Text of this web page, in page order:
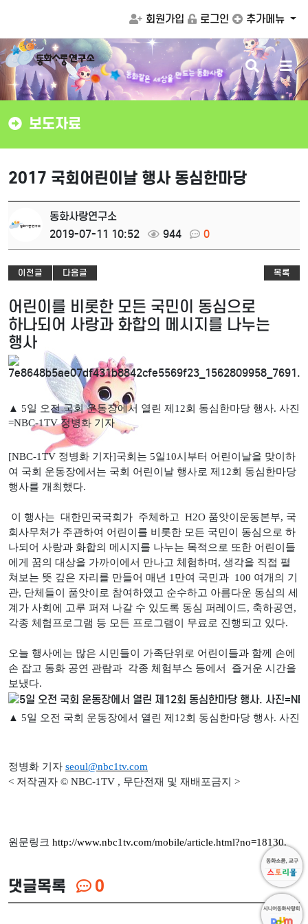
회원가입 로그인 추가메뉴
동화같은 세상을 만드는 동화사랑 검
색
버
튼
메
뉴
버
튼
보도자료
2017 국회어린이날 행사 동심한마당
동화사랑연구소
2019-07-11 10:52
944 0
이전글 다음글 목록
어린이를 비롯한 모든 국민이 동심으로
하나되어 사랑과 화합의 메시지를 나누는
행사
▲ 5일 오전 국회 운동장에서 열린 제12회 동심한마당 행사. 사진
=NBC-1TV 정병화 기자
[NBC-1TV 정병화 기자]국회는 5일10시부터 어린이날을 맞이하
여 국회 운동장에서는 국회 어린이날 행사로 제12회 동심한마당
행사를 개최했다.
이 행사는 대한민국국회가 주체하고 H2O 품앗이운동본부, 국
회사무처가 주관하여 어린이를 비롯한 모든 국민이 동심으로 하
나되어 사랑과 화합의 메시지를 나누는 목적으로 또한 어린이들
에게 꿈의 대상을 가까이에서 만나고 체험하며, 생각을 직접 펼
쳐보는 뜻 깊은 자리를 만들어 매년 1만여 국민과 100 여개의 기
관, 단체들이 품앗이로 참여하였고 순수하고 아름다운 동심의 세
계가 사회에 고루 퍼져 나갈 수 있도록 동심 퍼레이드, 축하공연,
각종 체험프로그램 등 모든 프로그램이 무료로 진행되고 있다.
오늘 행사에는 많은 시민들이 가족단위로 어린이들과 함께 손에
손 잡고 동화 공연 관람과 각종 체험부스 등에서 즐거운 시간을
보냈다.
▲ 5일 오전 국회 운동장에서 열린 제12회 동심한마당 행사. 사진
정병화 기자 seoul@nbc1tv.com
< 저작권자 © NBC-1TV , 무단전재 및 재배포금지 >
원문링크 http://www.nbc1tv.com/mobile/article.html?no=18130.
댓글목록 0